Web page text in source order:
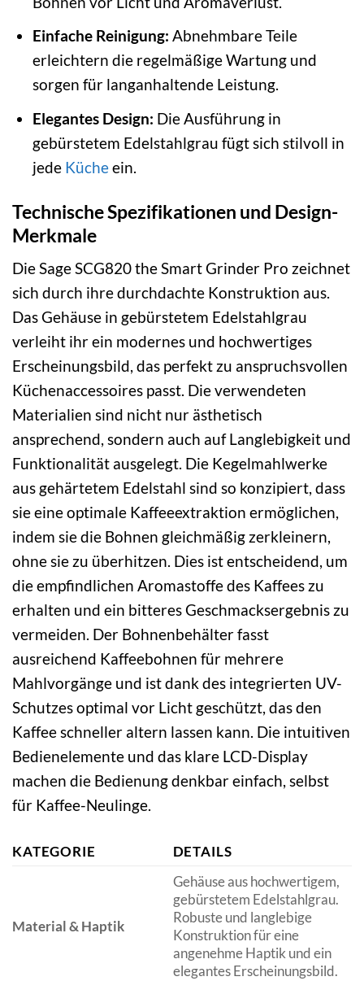
Einfache Reinigung: Abnehmbare Teile
erleichtern die regelmäßige Wartung und
sorgen für langanhaltende Leistung.
Elegantes Design: Die Ausführung in
gebürstetem Edelstahlgrau fügt sich stilvoll in
jede Kücheein.
Technische Spezifikationen und Design-
Merkmale
Die Sage SCG820 the Smart Grinder Pro zeichnet
sich durch ihre durchdachte Konstruktion aus.
Das Gehäuse in gebürstetem Edelstahlgrau
verleiht ihr ein modernes und hochwertiges
Erscheinungsbild, das perfekt zu anspruchsvollen
Küchenaccessoires passt. Die verwendeten
Materialien sind nicht nur ästhetisch
ansprechend, sondern auch auf Langlebigkeit und
Funktionalität ausgelegt. Die Kegelmahlwerke
aus gehärtetem Edelstahl sind so konzipiert, dass
sie eine optimale Kaffeeextraktion ermöglichen,
indem sie die Bohnen gleichmäßig zerkleinern,
ohne sie zu überhitzen. Dies ist entscheidend, um
die empfindlichen Aromastoffe des Kaffees zu
erhalten und ein bitteres Geschmacksergebnis zu
vermeiden. Der Bohnenbehälter fasst
ausreichend Kaffeebohnen für mehrere
Mahlvorgänge und ist dank des integrierten UV-
Schutzes optimal vor Licht geschützt, das den
Kaffee schneller altern lassen kann. Die intuitiven
Bedienelemente und das klare LCD-Display
machen die Bedienung denkbar einfach, selbst
für Kaffee-Neulinge.
KATEGORIE DETAILS
Material & Haptik
Gehäuse aus hochwertigem,
gebürstetem Edelstahlgrau.
Robuste und langlebige
Konstruktion für eine
angenehme Haptik und ein
elegantes Erscheinungsbild.